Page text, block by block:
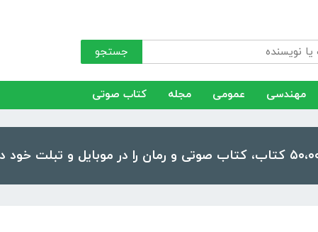
جستجو
مهندسی عمومی مجله کتاب صوتی